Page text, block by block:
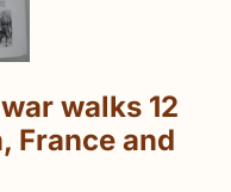
walks 12
France and